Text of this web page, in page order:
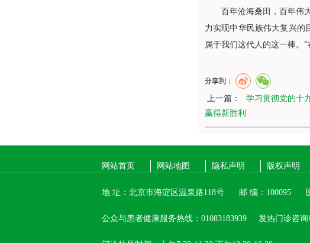
百年沧海桑田，百年伟大
力实现中华民族伟大复兴的
属于我们这代人的这一棒。
分享到：
上一篇：
学习贯彻党的十
赢得新胜利
网站首页 网站地图 隐私声明 版权声明
地 址：北京市海淀区温泉路118号 邮 编：100095
公众与患者健康服务热线：01083183939 发热门诊咨询